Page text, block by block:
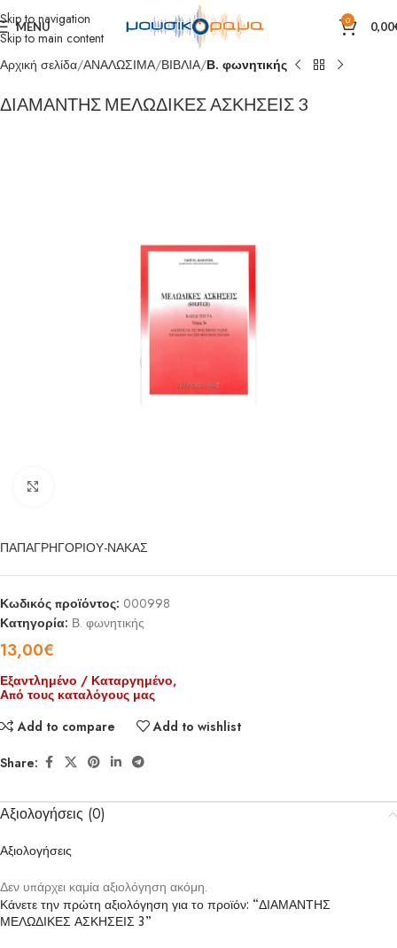
Skip to navigation
Skip to main content
MENU 0 0,00
Αρχική σελίδα ΑΝΑΛΩΣΙΜΑ ΒΙΒΛΙΑ Β. φωνητικής
ΔΙΑΜΑΝΤΗΣ ΜΕΛΩΔΙΚΕΣ ΑΣΚΗΣΕΙΣ 3
ΠΑΠΑΓΡΗΓΟΡΙΟΥ-ΝΑΚΑΣ
Κωδικός προϊόντος: 000998
Κατηγορία: Β. φωνητικής
13,00€
Εξαντλημένο / Καταργημένο,
Από τους καταλόγους μας
Add to compare
Add to wishlist
Share:
Αξιολογήσεις (0)
Αξιολογήσεις
Δεν υπάρχει καμία αξιολόγηση ακόμη.
Κάνετε την πρώτη αξιολόγηση για το προϊόν: “ΔΙΑΜΑΝΤΗΣ
ΜΕΛΩΔΙΚΕΣ ΑΣΚΗΣΕΙΣ 3”